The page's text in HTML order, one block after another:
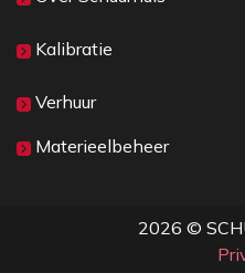
Kalibratie
Verhuur
Materieelbeheer
2026 ©